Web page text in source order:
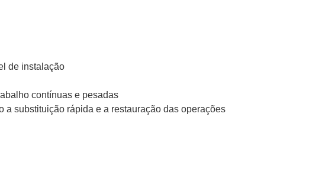
de instalação
contínuas e pesadas
substituição rápida e a restauração das operações